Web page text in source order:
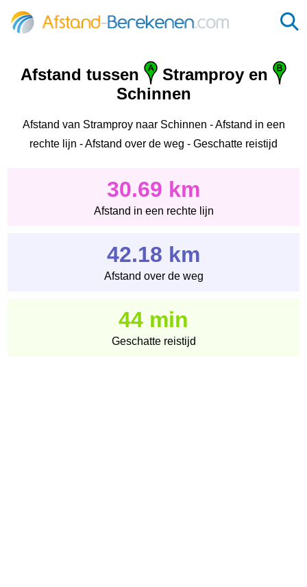
Afstand tussen
Stramproy en
Schinnen
Afstand van Stramproy naar Schinnen - Afstand in een
rechte lijn - Afstand over de weg - Geschatte reistijd
30.69 km
Afstand in een rechte lijn
42.18 km
Afstand over de weg
44 min
Geschatte reistijd